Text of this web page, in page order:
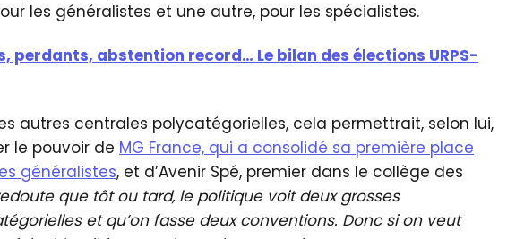
les généralistes et une autre, pour les spécialistes.
perdants, abstention record… Le bilan des élections URPS-
autres centrales polycatégorielles, cela permettrait, selon lui,
le pouvoir de MG France, qui a consolidé sa première place
généralistes, et d’Avenir Spé, premier dans le collège des
que tôt ou tard, le politique voit deux grosses
et qu’on fasse deux conventions. Donc si on veut